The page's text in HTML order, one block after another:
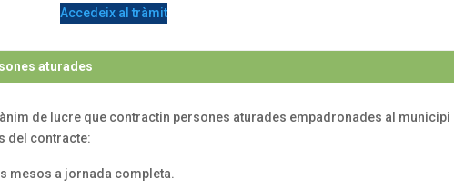
Accedeix al tràmit
aturades
de lucre que contractin persones aturades empadronades al municipi
del contracte:
mesos a jornada completa.